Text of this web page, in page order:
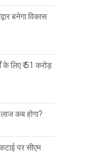
बनेगा विकास
के लिए ₹ 51 करोड़
कब होगा?
पर सीएम